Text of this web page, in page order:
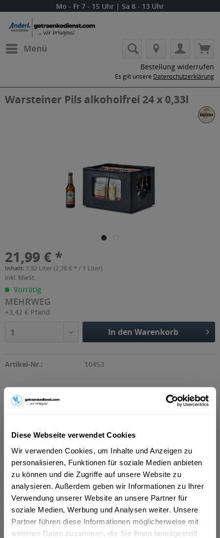
Diese Webseite verwendet Cookies
Wir verwenden Cookies, um Inhalte und Anzeigen zu
personalisieren, Funktionen für soziale Medien anbieten
zu können und die Zugriffe auf unsere Website zu
analysieren. Außerdem geben wir Informationen zu Ihrer
Verwendung unserer Website an unsere Partner für
soziale Medien, Werbung und Analysen weiter. Unsere
Partner führen diese Informationen möglicherweise mit
weiteren Daten zusammen, die Sie ihnen bereitgestellt
Mo - Fr 7 - 15 Uhr | Sa 8 - 13 Uhr
Menü
Bestellung widerrufen
Es gilt unsere Datenschutzerklärung
Warsteiner Pils alkoholfrei 24 x 0,33l
21,99 € *
Inhalt:7.92 Liter (2,78 € * / 1 Liter)
inkl. MwSt.
Vorrätig
MEHRWEG
+3,42 € Pfand
1 In den Warenkorb
Artikel-Nr.: 10453
Beschreibung
Zutaten und Allergene
Brauwasser, GERSTENMALZ, Hopfen, Hopfenextraktmehr
Lebensmittelunternehmer
Warsteiner Brauerei Haus Cramer KG, Domring 4-10, 59581
Warsteinmehr